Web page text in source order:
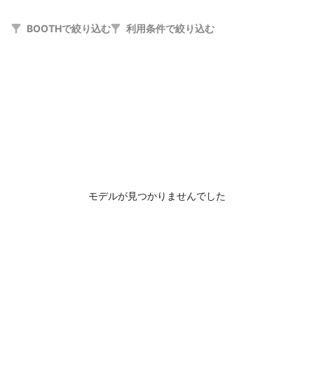
BOOTHで絞り込む 利用条件で絞り込む
モデルが見つかりませんでした